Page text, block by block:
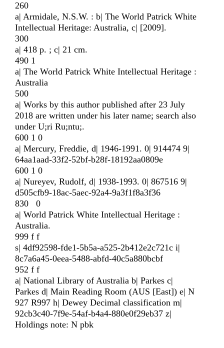
260
a| Armidale, N.S.W. : b| The World Patrick White
Intellectual Heritage: Australia, c| [2009].
300
a| 418 p. ; c| 21 cm.
490 1
a| The World Patrick White Intellectual Heritage :
Australia
500
a| Works by this author published after 23 July
2018 are written under his later name; search also
under U;ri Ru;ntu;.
600 1 0
a| Mercury, Freddie, d| 1946-1991. 0| 914474 9|
64aa1aad-33f2-52bf-b28f-18192aa0809e
600 1 0
a| Nureyev, Rudolf, d| 1938-1993. 0| 867516 9|
d505cfb9-18ac-5aec-92a4-9a3f1f8a3f36
830 0
a| World Patrick White Intellectual Heritage :
Australia.
999 f f
s| 4df92598-fde1-5b5a-a525-2b412e2c721c i|
8c7a6a45-0eea-5488-abfd-40c5a880bcbf
952 f f
a| National Library of Australia b| Parkes c|
Parkes d| Main Reading Room (AUS [East]) e| N
927 R997 h| Dewey Decimal classification m|
92cb3c40-7f9e-54af-b4a4-880e0f29eb37 z|
Holdings note: N pbk